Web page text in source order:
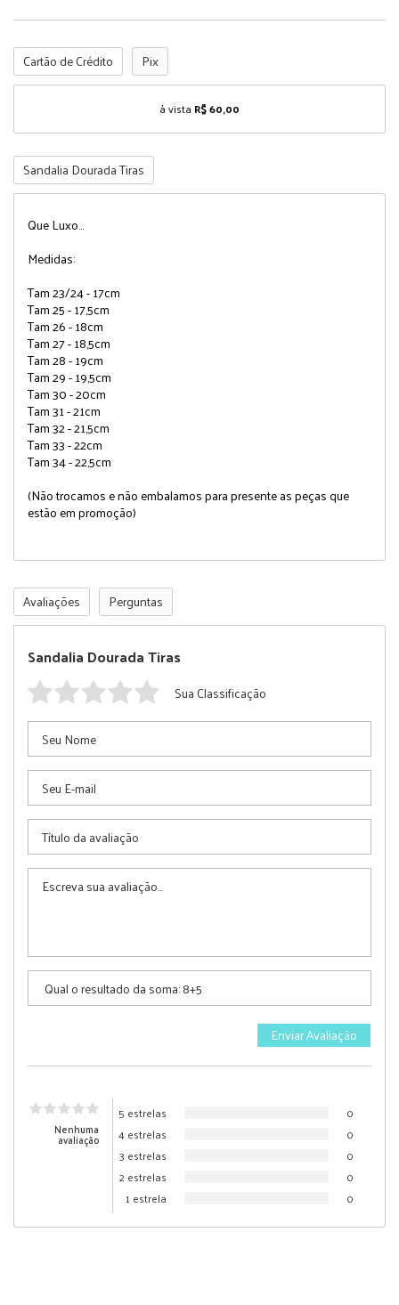
Cartão de Crédito Pix
à vista R$ 60,00
Sandalia Dourada Tiras
Que Luxo...
Medidas:
Tam 23/24 - 17cm
Tam 25 - 17,5cm
Tam 26 - 18cm
Tam 27 - 18,5cm
Tam 28 - 19cm
Tam 29 - 19,5cm
Tam 30 - 20cm
Tam 31 - 21cm
Tam 32 - 21,5cm
Tam 33 - 22cm
Tam 34 - 22,5cm
(Não trocamos e não embalamos para presente as peças que
estão em promoção)
Avaliações Perguntas
Sandalia Dourada Tiras
Sua Classificação
Nenhuma
avaliação
5 estrelas
0
4 estrelas
0
3 estrelas
0
2 estrelas
0
1 estrela
0